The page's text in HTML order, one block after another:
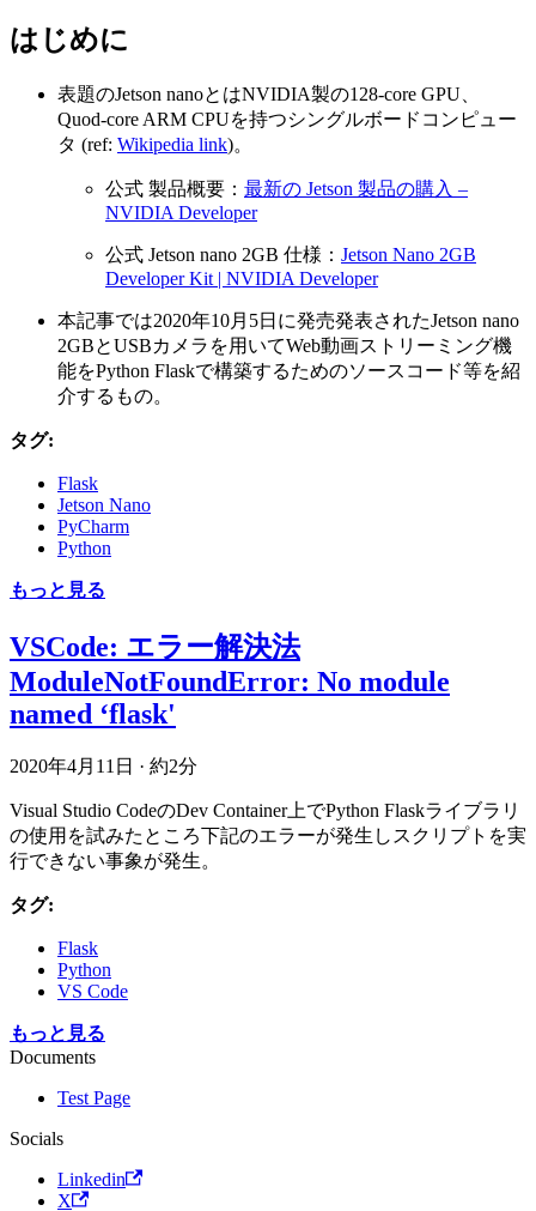
はじめに
表題のJetson nanoとはNVIDIA製の128-core GPU、
Quod-core ARM CPUを持つシングルボードコンピュー
タ (ref: Wikipedia link)。
公式 製品概要： 最新の Jetson 製品の購入 –
NVIDIA Developer
公式 Jetson nano 2GB 仕様： Jetson Nano 2GB
Developer Kit | NVIDIA Developer
本記事では2020年10月5日に発売発表されたJetson nano
2GBとUSBカメラを用いてWeb動画ストリーミング機
能をPython Flaskで構築するためのソースコード等を紹
介するもの。
タグ:
Flask
Jetson Nano
PyCharm
Python
もっと見る
VSCode: エラー解決法
ModuleNotFoundError: No module
named ‘flask'
2020年4月11日 · 約2分
Visual Studio CodeのDev Container上でPython Flaskライブラリ
の使用を試みたところ下記のエラーが発生しスクリプトを実
行できない事象が発生。
タグ:
Flask
Python
VS Code
もっと見る
Documents
Test Page
Socials
Linkedin
X